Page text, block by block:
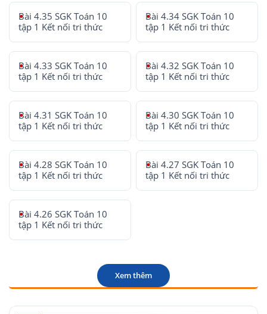
Bài 4.35 SGK Toán 10
tập 1 Kết nối tri thức
Bài 4.34 SGK Toán 10
tập 1 Kết nối tri thức
Bài 4.33 SGK Toán 10
tập 1 Kết nối tri thức
Bài 4.32 SGK Toán 10
tập 1 Kết nối tri thức
Bài 4.31 SGK Toán 10
tập 1 Kết nối tri thức
Bài 4.30 SGK Toán 10
tập 1 Kết nối tri thức
Bài 4.28 SGK Toán 10
tập 1 Kết nối tri thức
Bài 4.27 SGK Toán 10
tập 1 Kết nối tri thức
Bài 4.26 SGK Toán 10
tập 1 Kết nối tri thức
Xem thêm